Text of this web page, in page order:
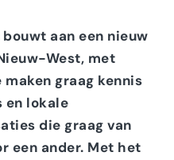
aan een nieuw
West, met
maken graag kennis
en lokale
die graag van
een ander. Met het